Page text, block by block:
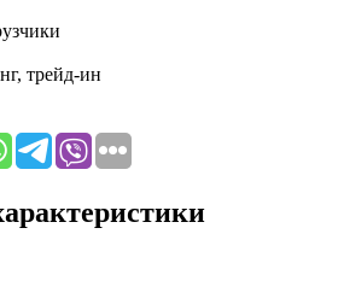
трейд-ин